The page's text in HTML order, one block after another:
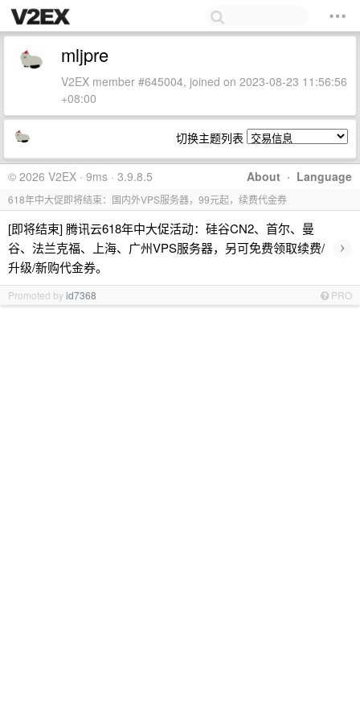
mljpre
V2EX member #645004, joined on 2023-08-23 11:56:56
+08:00
切换主题列表
About · Language
© 2026 V2EX · 9ms · 3.9.8.5
618年中大促即将结束：国内外VPS服务器，99元起，续费代金券
[即将结束] 腾讯云618年中大促活动：硅谷CN2、首尔、曼
谷、法兰克福、上海、广州VPS服务器，另可免费领取续费/
升级/新购代金券。
›
Promoted byid7368 PRO